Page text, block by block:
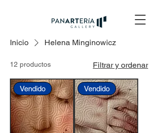
Inicio Helena Minginowicz
12 productos Filtrar y ordenar
Vendido Vendido